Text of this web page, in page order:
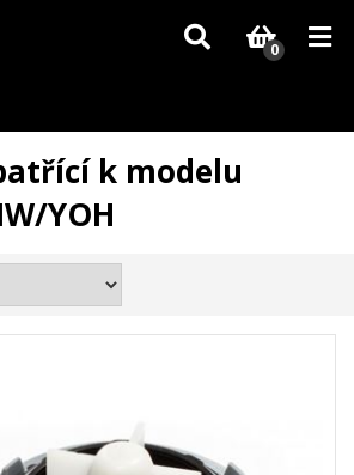
se může dodání dílů, které nejsou skladem,
Děkujeme za pochopení.
0
k modelu
YOH